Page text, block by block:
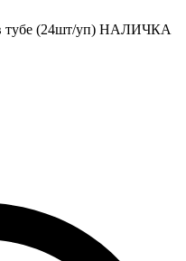
в тубе (24шт/уп) НАЛИЧКА